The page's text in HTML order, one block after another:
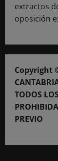
extractos
oposición
Copyright
TODOS
PREVIO